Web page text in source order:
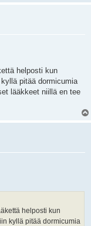
helposti kun
pitää dormicumia
lääkkeet niillä en tee
helposti kun
kyllä pitää dormicumia